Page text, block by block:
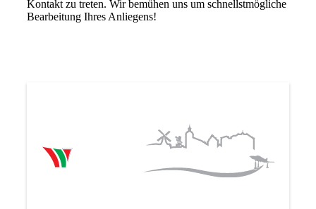
Kontakt zu treten. Wir bemühen uns um schnellstmögliche
Bearbeitung Ihres Anliegens!